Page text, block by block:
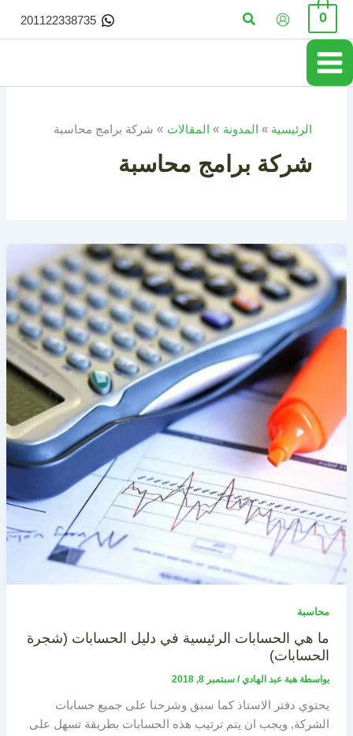
تخطي
المحتوى
0 البحث 201122338735
الرئيسية المدونة المقالات شركة برامج محاسبة
شركة برامج محاسبة
محاسبة
ما هي الحسابات الرئيسية في دليل الحسابات (شجرة
الحسابات)
بواسطة هبة عبد الهادي/ سبتمبر 8, 2018
يحتوي دفتر الاستاذ كما سبق وشرحنا على جميع حسابات
الشركة, ويجب ان يتم ترتيب هذه الحسابات بطريقة تسهل على